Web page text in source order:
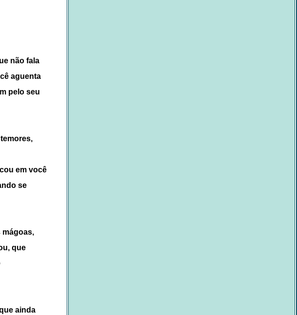
não fala
aguenta
pelo seu
em você
se
mágoas,
que
ainda